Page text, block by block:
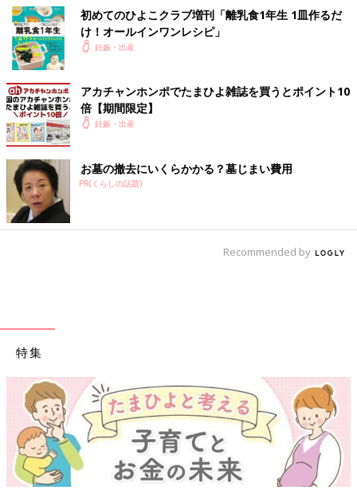
初めてのひよこクラブ増刊「離乳食1年生 1皿作るだ
け！オールインワン​レシピ」
妊娠・出産
アカチャンホンポでたまひよ雑誌を買うとポイント10
倍【期間限定】
妊娠・出産
お墓の撤去にいくらかかる？墓じまい費用
PR(くらしの話題)
Recommended by
特集